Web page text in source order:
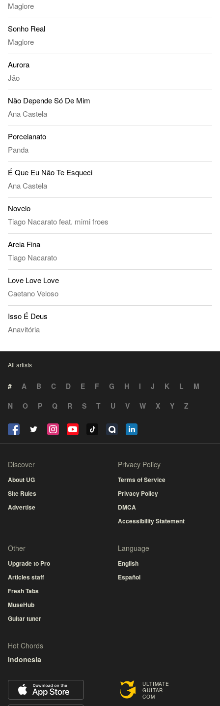
Maglore
Sonho Real
Maglore
Aurora
Jão
Não Depende Só De Mim
Ana Castela
Porcelanato
Panda
É Que Eu Não Te Esqueci
Ana Castela
Novelo
Tiago Nacaratofeat. mimi froes
Areia Fina
Tiago Nacarato
Love Love Love
Caetano Veloso
Isso É Deus
Anavitória
All artists
# A B C D E F G H I J K L
M
N
O P Q R S T U V W X Y Z
ULTIMATE
GUITAR
COM
Discover
About UG
Site Rules
Advertise
Privacy Policy
Terms of Service
Privacy Policy
DMCA
Accessibility Statement
Other
Upgrade to Pro
Articles staff
Fresh Tabs
MuseHub
Guitar tuner
Language
English
Español
Hot Chords
Indonesia